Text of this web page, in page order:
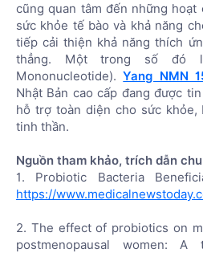
cũng quan tâm đến những
sức khỏe tế bào và khả năng
tiếp cải thiện khả năng thích
thẳng. Một trong số đó
Mononucleotide).Yang NMN
Nhật Bản cao cấp đang được
hỗ trợ toàn diện cho sức khỏe,
tinh thần.
Nguồn tham khảo, trích dẫn
1. Probiotic Bacteria
https://
2. The effect of probiotics on
postmenopausal women: A